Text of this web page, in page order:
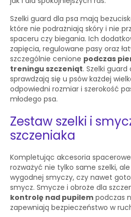
Szelki guard dla psa mają
które nie podrażniają skóry i nie
spaceru czy biegania. Ich
zapięcia, regulowane pasy oraz
szczególnie cenione podczas
treningu szczeniąt. Szelki
sprawdzają się u psów każdej
odpowiedni rozmiar i szerokość
młodego psa.
Zestaw szelki i
szczeniaka
Kompletując akcesoria
rozważyć nie tylko same szelki,
wygodnej smyczy, czy nawet
smycz. Smycze i obroże dla
kontrolę nad pupilem podczas
zapewniają bezpieczeństwo w